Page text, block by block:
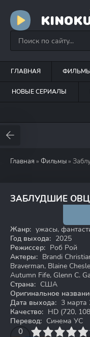
ГЛАВНАЯ
НОВЫЕ СЕРИАЛЫ
Главная » Фильмы »
ЗАБЛУДШИЕ
Жанр: ужасы,
Год выхода: 2025
Режиссер: Роб Рой
Актеры: Brandi
Braverman, Blaine
Autumn Fife, Glenn C.
Страна: США
Оригинальное
Дата выхода: 3 марта
Качество: HD (720,
Перевод: Синема УС
0
4 6 7 8 9